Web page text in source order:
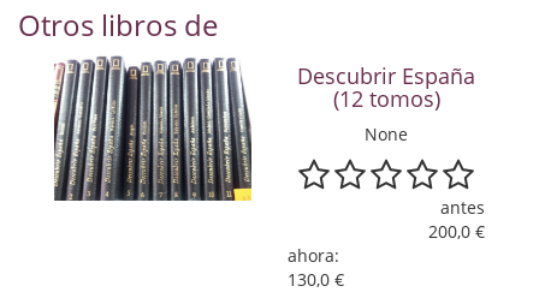
Novela fantástica
Novela histórica
Novela negra
Novela romántica
Otros libros de
Descubrir España
(12 tomos)
None
antes
200,0 €
ahora:
130,0 €